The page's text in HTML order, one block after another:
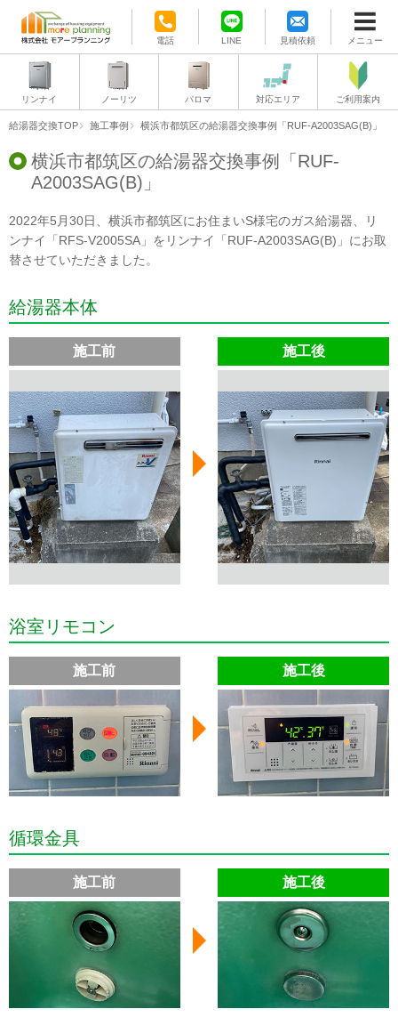
電話 LINE 見積依頼 メニュー
リンナイ ノーリツ パロマ 対応エリア ご利用案内
給湯器交換TOP 施工事例 横浜市都筑区の給湯器交換事例「RUF-A2003SAG(B)」
横浜市都筑区の給湯器交換事例「RUF-
A2003SAG(B)」
2022年5月30日、横浜市都筑区にお住まいS様宅のガス給湯器、リ
ンナイ「RFS-V2005SA」をリンナイ「RUF-A2003SAG(B)」にお取
替させていただきました。
給湯器本体
施工前 施工後
浴室リモコン
施工前 施工後
循環金具
施工前 施工後